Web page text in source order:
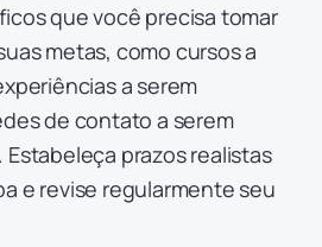
que você precisa tomar
metas, como cursos a
a serem
de contato a serem
prazos realistas
e revise regularmente seu